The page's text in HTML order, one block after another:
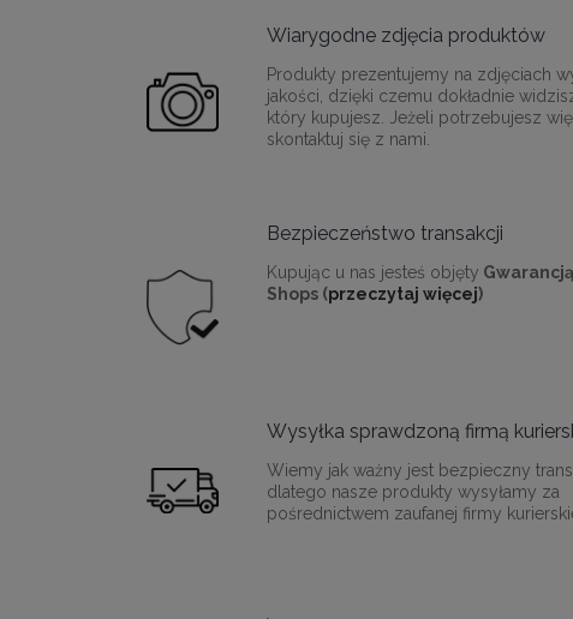
Wiarygodne zdjęcia produktów
Produkty prezentujemy na zdjęciach
jakości, dzięki czemu dokładnie
który kupujesz. Jeżeli potrzebujesz
skontaktuj się z nami.
Bezpieczeństwo transakcji
Kupując u nas jesteś objęty
Shops (przeczytaj więcej)
Wysyłka sprawdzoną firmą
Wiemy jak ważny jest bezpieczny
dlatego nasze produkty wysyłamy za
pośrednictwem zaufanej firmy